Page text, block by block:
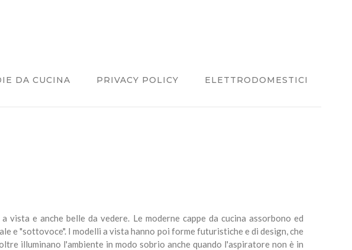
DA CUCINA PRIVACY POLICY ELETTRODOMESTICI
e anche belle da vedere. Le moderne cappe da cucina assorbono ed
e "sottovoce". I modelli a vista hanno poi forme futuristiche e di design, che
illuminano l'ambiente in modo sobrio anche quando l'aspiratore non è in